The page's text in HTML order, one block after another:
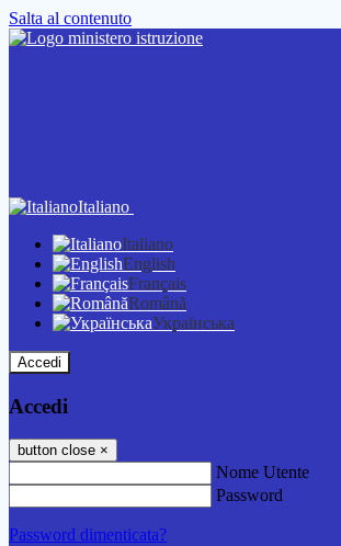
Salta al contenuto
Italiano
Italiano
English
Français
Română
Українська
Accedi
Accedi
button close ×
Nome Utente
Password
Password dimenticata?